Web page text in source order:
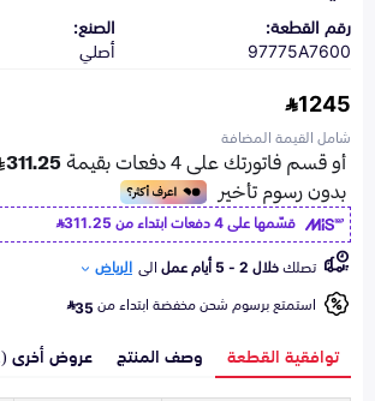
رقم القطعة:
97775A7600
الصنع:
أصلي
1245
شامل القيمة المضافة
قسّمها على 4 دفعات ابتداء من
311.25
تصلكخلال 2 - 5 أيام عمل الى الرياض
استمتع برسوم شحن مخفضة ابتداء من35
توافقية القطعة وصف المنتج عروض أخرى (1)